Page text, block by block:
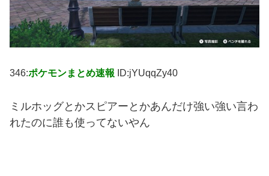
346:ポケモンまとめ速報 ID:jYUqqZy40
ミルホッグとかスピアーとかあんだけ強い強い言わ
れたのに誰も使ってないやん